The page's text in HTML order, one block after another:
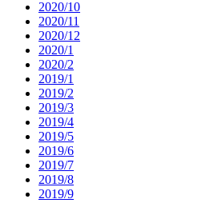
2020/10
2020/11
2020/12
2020/1
2020/2
2019/1
2019/2
2019/3
2019/4
2019/5
2019/6
2019/7
2019/8
2019/9